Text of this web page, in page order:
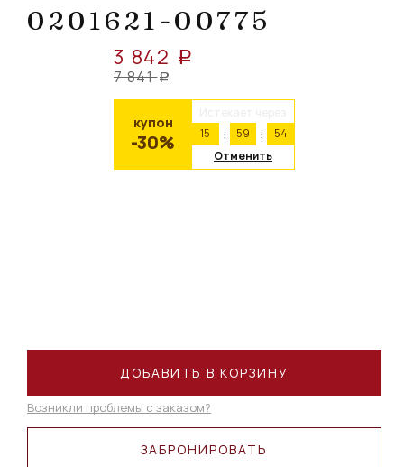
0201621-00775
3 842 a
7 841 a
купон
-30%
15
59
54
Отменить
ЗАБРОНИРОВАТЬ
ДОБАВИТЬ В КОРЗИНУ
Возникли проблемы с заказом?